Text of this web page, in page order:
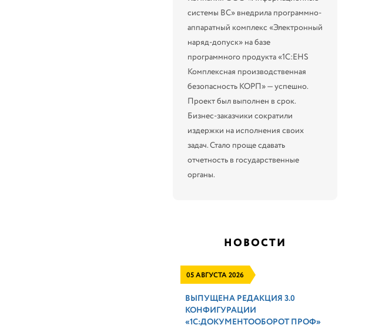
системы ВС» внедрила программно-
аппаратный комплекс «Электронный
наряд-допуск» на базе
программного продукта «1С:EHS
Комплексная производственная
безопасность КОРП» — успешно.
Проект был выполнен в срок.
Бизнес-заказчики сократили
издержки на исполнения своих
задач. Стало проще сдавать
отчетность в государственные
органы.
НОВОСТИ
05 АВГУСТА 2026
ВЫПУЩЕНА РЕДАКЦИЯ 3.0
КОНФИГУРАЦИИ
«1С:ДОКУМЕНТООБОРОТ ПРОФ»